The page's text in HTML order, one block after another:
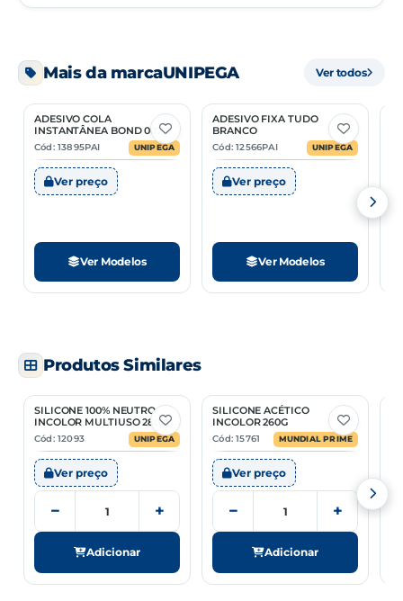
Unidade de venda PC
NCM 32141010
Mais da marcaUNIPEGA Ver todos
2 Opções
ADESIVO COLA
INSTANTÂNEA BOND 007
Cód: 13895PAI
UNIPEGA
Ver preço
Ver Modelos
2 Opções
ADESIVO FIXA TUDO
BRANCO
Cód: 12566PAI
UNIPEGA
Ver preço
Ver Modelos
Produtos Similares
SILICONE 100% NEUTRO
INCOLOR MULTIUSO 280ML
Cód: 12093
UNIPEGA
Ver preço
− +
Adicionar
SILICONE ACÉTICO
INCOLOR 260G
Cód: 15761
MUNDIAL PRIME
Ver preço
− +
Adicionar